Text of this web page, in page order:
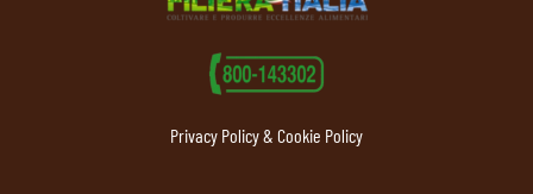
Privacy Policy & Cookie Policy